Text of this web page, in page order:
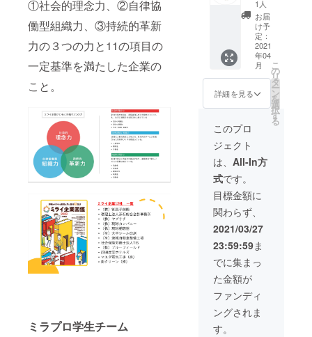
①社会的理念力、②自律協
働型組織力、③持続的革新
力の３つの力と11の項目の
一定基準を満たした企業の
こと。
ミラプロ学生チーム
カー
(2種
類、各
１枚ず
つ) ⑤限
定マス
ク（1
枚、ホ
ワイト
ル） 約
12×30
㎝（広
げた状
態） ※
マスク
の色は
選択不
可と
なって
いま
す。 ⑥
限定
トート
バッグ
（1つ）
縦37
㎝、横
から
お礼の
メッ
セージ
(メール)
②来場
した子
供たち
の感想
(スライ
ド
ショー)
③ミラ
イ企業
図鑑
（１
冊） ④
限定ス
テッ
カー
(2種
類、各
１枚ず
つ) ⑤限
定マス
ク（2
枚） 約
12㎝
1人
お届
け予
定：
2021
年04
月
詳細を見る
こ
の
リ
タ
ー
ン
を
選
択
す
る
このプロ
ジェクト
は、 All-In方
式です。
目標金額に
関わらず、
2021/03/27
23:59:59ま
でに集まっ
た金額が
ファンディ
ングされま
す。